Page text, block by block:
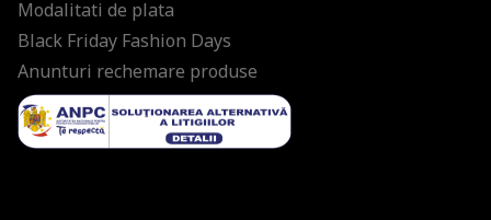
Modalitati de plata
Black Friday Fashion Days
Anunturi rechemare produse